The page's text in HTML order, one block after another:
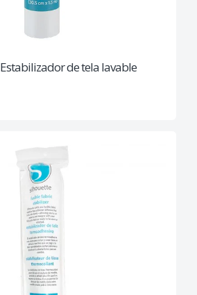
Estabilizador de tela lavable